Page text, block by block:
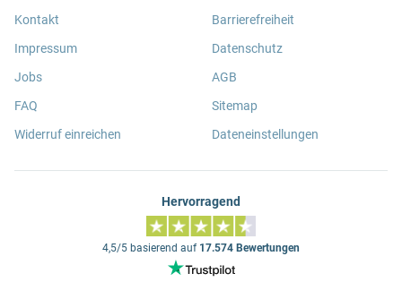
Kontakt
Impressum
Jobs
FAQ
Widerruf einreichen
Barrierefreiheit
Datenschutz
AGB
Sitemap
Dateneinstellungen
Hervorragend
4,5/5 basierend auf 17.574 Bewertungen